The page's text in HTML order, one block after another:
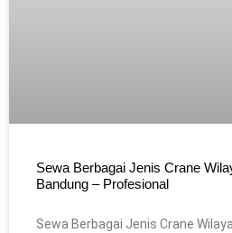
Sewa Berbagai Jenis Crane
Bandung – Profesional
Sewa Berbagai Jenis Crane